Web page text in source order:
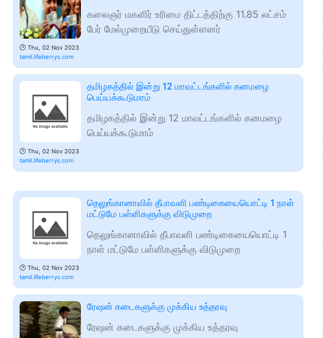
🕑 Thu, 02 Nov 2023
tamil.lifeberrys.com
கலைஞர் மகளிர் உரிமை திட்டத்திற்கு 11.85 லட்சம்
பேர் மேல்முறையீடு செய்துள்ளனர்
🕑 Thu, 02 Nov 2023
tamil.lifeberrys.com
தமிழகத்தில் இன்று 12 மாவட்டங்களில் கனமழை
பெய்யக்கூடுமாம்
தமிழகத்தில் இன்று 12 மாவட்டங்களில் கனமழை
பெய்யக்கூடுமாம்
🕑 Thu, 02 Nov 2023
tamil.lifeberrys.com
தெலுங்கானாவில் தீபாவளி பண்டிகையையொட்டி 1 நாள்
மட்டுமே பள்ளிகளுக்கு விடுமுறை
தெலுங்கானாவில் தீபாவளி பண்டிகையையொட்டி 1
நாள் மட்டுமே பள்ளிகளுக்கு விடுமுறை
ரேஷன் கடைகளுக்கு முக்கிய உத்தரவு
ரேஷன் கடைகளுக்கு முக்கிய உத்தரவு